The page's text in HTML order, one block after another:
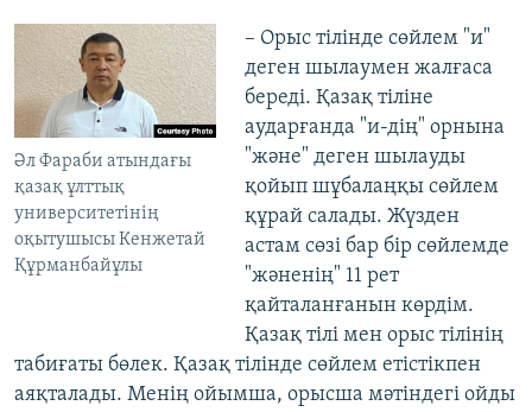
Әл Фараби атындағы
қазақ ұлттық
университетінің
оқытушысы Кенжетай
Құрманбайұлы
– Орыс тілінде сөйлем "и"
деген шылаумен жалғаса
береді. Қазақ тіліне
аударғанда "и-дің" орнына
"және" деген шылауды
қойып шұбалаңқы сөйлем
құрай салады. Жүзден
астам сөзі бар бір сөйлемде
"жәненің" 11 рет
қайталанғанын көрдім.
Қазақ тілі мен орыс тілінің
табиғаты бөлек. Қазақ тілінде сөйлем етістікпен
аяқталады. Менің ойымша, орысша мәтіндегі ойды